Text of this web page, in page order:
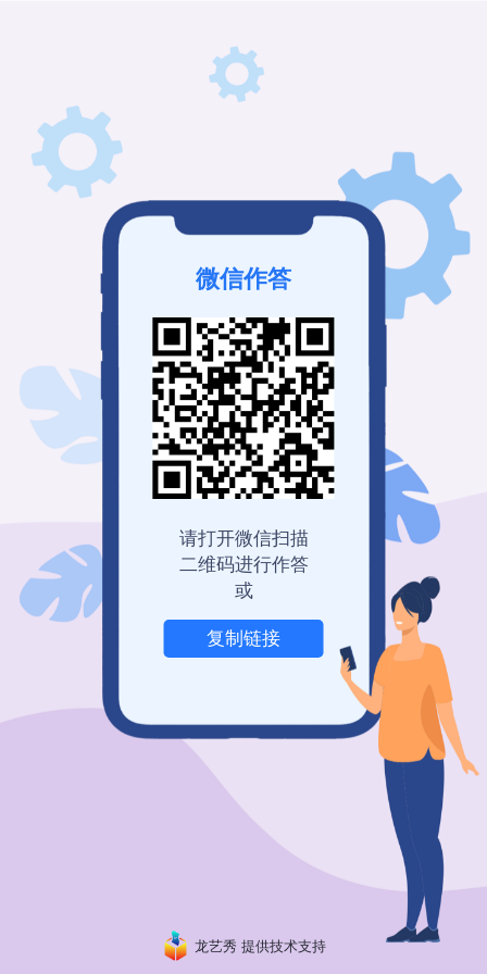
该考试未发布
查看证书
粤ICP备19150304号
举报
微信作答
请打开微信扫描
二维码进行作答
或
复制链接
龙艺秀 提供技术支持